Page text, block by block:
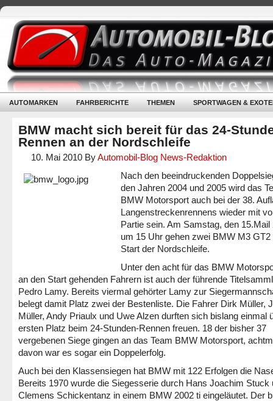
AUTOMARKEN FAHRBERICHTE THEMEN SPORTWAGEN &
BMW macht sich bereit für das 24-
Rennen an der Nordschleife
10. Mai 2010 ByAutomobil-Blog News-Redaktion
Nach den beeindruckenden
den Jahren 2004 und 2005 wird das
BMW Motorsport auch bei der 38.
Langenstreckenrennens wieder mit
Partie sein. Am Samstag, den 15.Mail
um 15 Uhr gehen zwei BMW M3 GT2
Start der Nordschleife.
Unter den acht für das BMW
an den Start gehenden Fahrern ist auch der führende
Pedro Lamy. Bereits viermal gehörter Lamy zur
belegt damit Platz zwei der Bestenliste. Die Fahrer Dirk Müller,
Müller, Andy Priaulx und Uwe Alzen durften sich bislang einmal
ersten Platz beim 24-Stunden-Rennen freuen. 18 der bisher 37
vergebenen Siege gingen an das Team BMW Motorsport,
davon war es sogar ein Doppelerfolg.
Auch bei den Klassensiegen hat BMW mit 122 Erfolgen die
Bereits 1970 wurde die Siegesserie durch Hans Joachim Stuck
Clemens Schickentanz in einem BMW 2002 ti eingeläutet. Der